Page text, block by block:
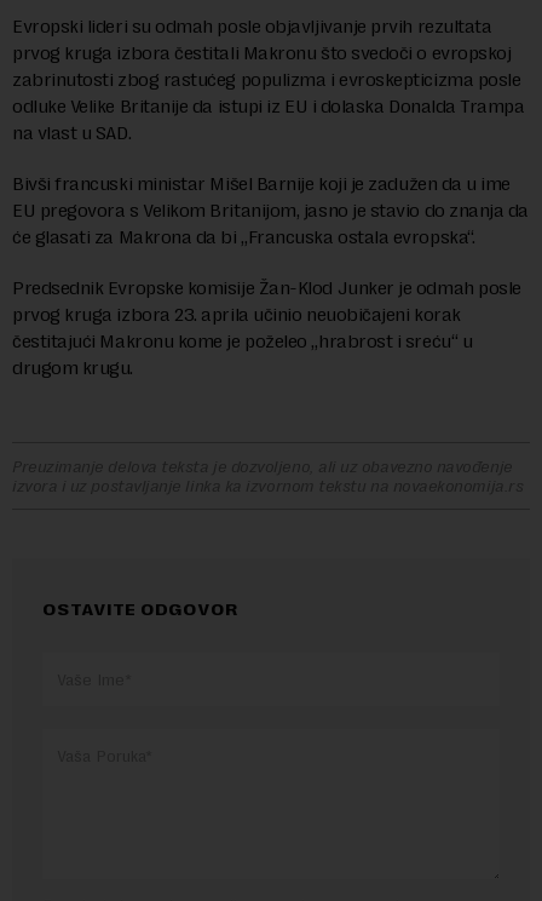
Evropski lideri su odmah posle objavljivanje prvih rezultata
prvog kruga izbora čestitali Makronu što svedoči o evropskoj
zabrinutosti zbog rastućeg populizma i evroskepticizma posle
odluke Velike Britanije da istupi iz EU i dolaska Donalda Trampa
na vlast u SAD.
Bivši francuski ministar Mišel Barnije koji je zadužen da u ime
EU pregovora s Velikom Britanijom, jasno je stavio do znanja da
će glasati za Makrona da bi „Francuska ostala evropska“.
Predsednik Evropske komisije Žan-Klod Junker je odmah posle
prvog kruga izbora 23. aprila učinio neuobičajeni korak
čestitajući Makronu kome je poželeo „hrabrost i sreću“ u
drugom krugu.
Preuzimanje delova teksta je dozvoljeno, ali uz obavezno navođenje
izvora i uz postavljanje linka ka izvornom tekstu na novaekonomija.rs
OSTAVITE ODGOVOR